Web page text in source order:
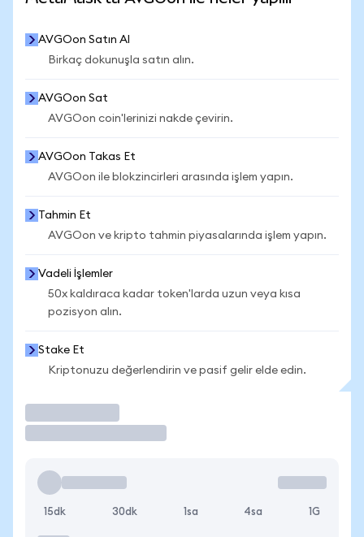
AVGOon Satın Al
Birkaç dokunuşla satın alın.
AVGOon Sat
AVGOon coin'lerinizi nakde çevirin.
AVGOon Takas Et
AVGOon ile blokzincirleri arasında işlem yapın.
Tahmin Et
AVGOon ve kripto tahmin piyasalarında işlem yapın.
Vadeli İşlemler
50x kaldıraca kadar token'larda uzun veya kısa
pozisyon alın.
Stake Et
Kriptonuzu değerlendirin ve pasif gelir elde edin.
15dk 30dk 1sa 4sa 1G